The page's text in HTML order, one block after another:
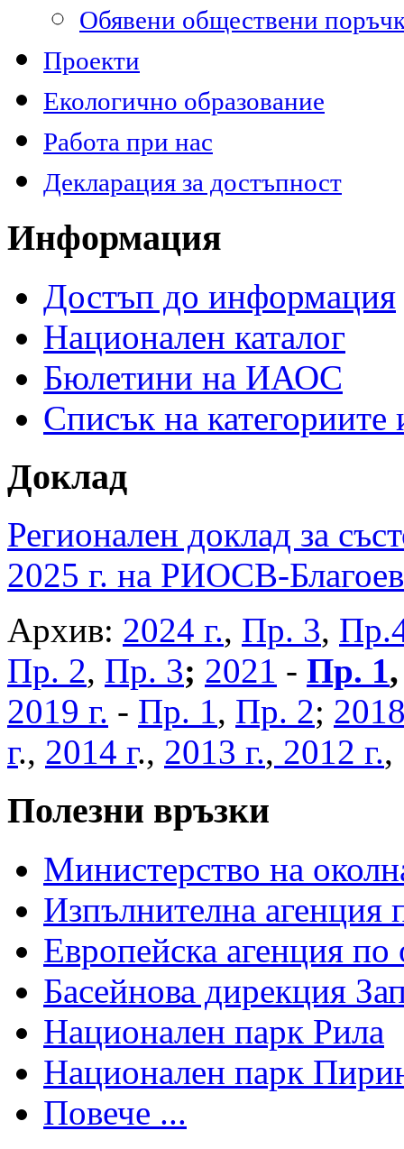
Обявени обществени
Проекти
Екологично образование
Работа при нас
Декларация за достъпност
Информация
Достъп до информация
Национален каталог
Бюлетини на ИАОС
Списък на
Доклад
Регионален доклад за
2025 г. на РИОСВ-
Архив: 2024 г., Пр. 3,
Пр. 2, Пр. 3; 2021 - Пр. 1
2019 г. - Пр. 1, Пр. 2;
г., 2014 г., 2013 г., 2012 г.
Полезни връзки
Министерство на
Изпълнителна агенция
Европейска агенция по
Басейнова дирекция
Национален парк Рила
Национален парк
Повече ...